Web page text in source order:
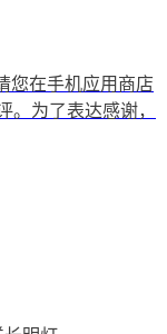
您在手机应用商店
。为了表达感谢，